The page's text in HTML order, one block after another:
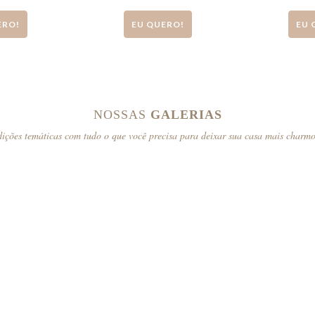
EU QUERO! EU
NOSSAS GALERIAS
temáticas com tudo o que você precisa para deixar sua casa mais